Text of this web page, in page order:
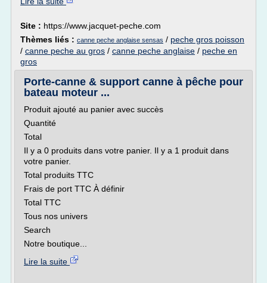
Site : https://www.jacquet-peche.com
Thèmes liés : canne peche anglaise sensas / peche gros poisson
/ canne peche au gros / canne peche anglaise / peche en
gros
Porte-canne & support canne à pêche pour
bateau moteur ...
Produit ajouté au panier avec succès
Quantité
Total
Il y a 0 produits dans votre panier. Il y a 1 produit dans
votre panier.
Total produits TTC
Frais de port TTC À définir
Total TTC
Tous nos univers
Search
Notre boutique...
Lire la suite